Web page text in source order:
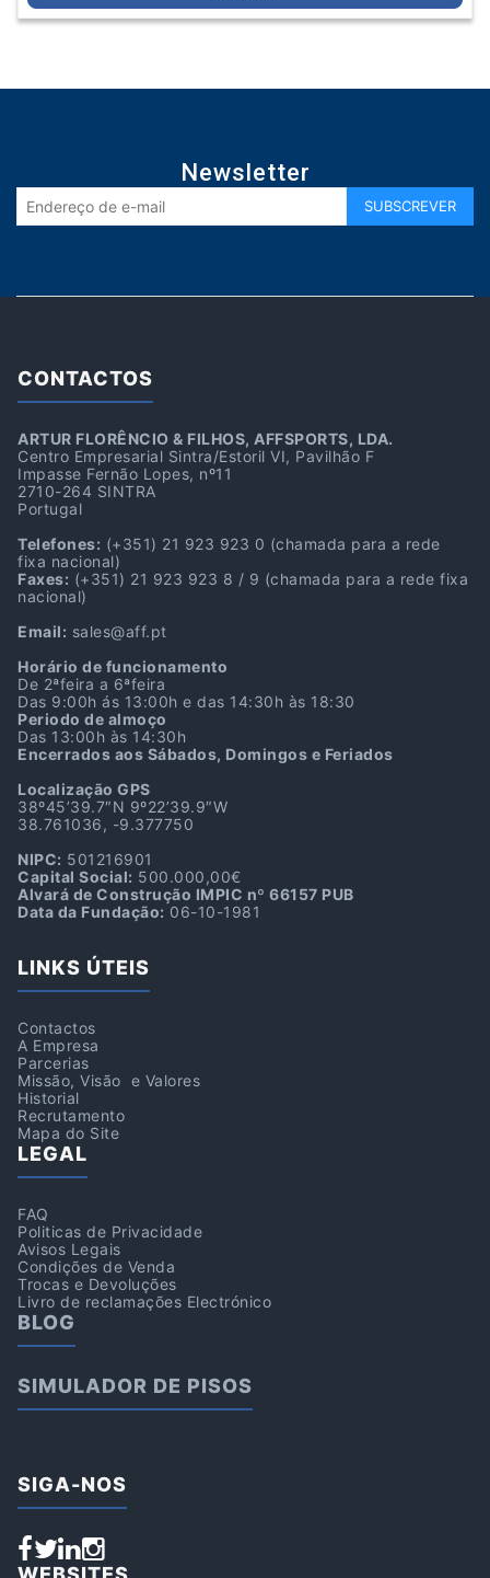
Newsletter
CONTACTOS
ARTUR FLORÊNCIO & FILHOS, AFFSPORTS, LDA.
Centro Empresarial Sintra/Estoril VI, Pavilhão F
Impasse Fernão Lopes, nº11
2710-264 SINTRA
Portugal
Telefones: (+351) 21 923 923 0 (chamada para a rede
fixa nacional)
Faxes: (+351) 21 923 923 8 / 9 (chamada para a rede fixa
nacional)
Email: sales@aff.pt
Horário de funcionamento
De 2ªfeira a 6ªfeira
Das 9:00h ás 13:00h e das 14:30h às 18:30
Periodo de almoço
Das 13:00h às 14:30h
Encerrados aos Sábados, Domingos e Feriados
Localização GPS
38º45’39.7″N 9º22’39.9″W
38.761036, -9.377750
NIPC: 501216901
Capital Social: 500.000,00€
Alvará de Construção IMPIC nº 66157 PUB
Data da Fundação: 06-10-1981
LINKS ÚTEIS
Contactos
A Empresa
Parcerias
Missão, Visão e Valores
Historial
Recrutamento
Mapa do Site
LEGAL
FAQ
Politicas de Privacidade
Avisos Legais
Condições de Venda
Trocas e Devoluções
Livro de reclamações Electrónico
BLOG
SIMULADOR DE PISOS
SIGA-NOS